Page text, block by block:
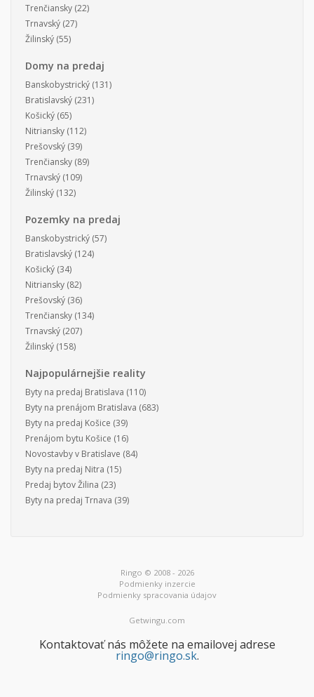
Trenčiansky (22)
Trnavský (27)
Žilinský (55)
Domy na predaj
Banskobystrický (131)
Bratislavský (231)
Košický (65)
Nitriansky (112)
Prešovský (39)
Trenčiansky (89)
Trnavský (109)
Žilinský (132)
Pozemky na predaj
Banskobystrický (57)
Bratislavský (124)
Košický (34)
Nitriansky (82)
Prešovský (36)
Trenčiansky (134)
Trnavský (207)
Žilinský (158)
Najpopulárnejšie reality
Byty na predaj Bratislava (110)
Byty na prenájom Bratislava (683)
Byty na predaj Košice (39)
Prenájom bytu Košice (16)
Novostavby v Bratislave (84)
Byty na predaj Nitra (15)
Predaj bytov Žilina (23)
Byty na predaj Trnava (39)
Ringo © 2008 - 2026
Podmienky inzercie
Podmienky spracovania údajov
Getwingu.com
Kontaktovať nás môžete na emailovej adrese
ringo@ringo.sk.